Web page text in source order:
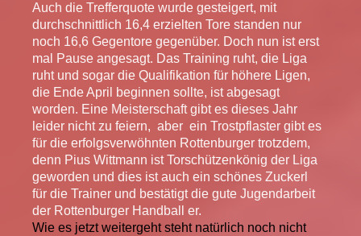
Auch die Trefferquote wurde gesteigert, mit
durchschnittlich 16,4 erzielten Tore standen nur
noch 16,6 Gegentore gegenüber. Doch nun ist erst
mal Pause angesagt. Das Training ruht, die Liga
ruht und sogar die Qualifikation für höhere Ligen,
die Ende April beginnen sollte, ist abgesagt
worden. Eine Meisterschaft gibt es dieses Jahr
leider nicht zu feiern, aber ein Trostpflaster gibt es
für die erfolgsverwöhnten Rottenburger trotzdem,
denn Pius Wittmann ist Torschützenkönig der Liga
geworden und dies ist auch ein schönes Zuckerl
für die Trainer und bestätigt die gute Jugendarbeit
der Rottenburger Handball er.
Wie es jetzt weitergeht steht natürlich noch nicht